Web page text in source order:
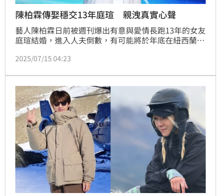
陳柏霖傳娶穩交13年庭瑄 親洩真實心聲
藝人陳柏霖日前被週刊爆出有意與愛情長跑13年的女友
庭瑄結婚，進入人夫倒數，有可能將於年底在紐西蘭完
親自做出回應，表示：「我沒有要結婚。」記者林汝珊
2025/07/15 04:23